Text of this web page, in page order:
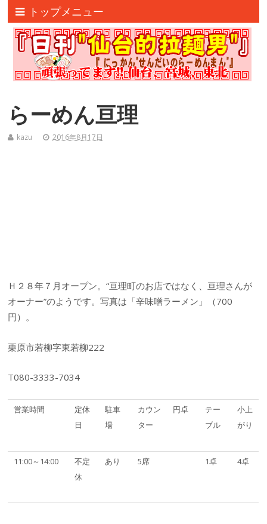
トップメニュー
らーめん亘理
kazu 2016年8月17日
Ｈ２８年７月オープン。“亘理町のお店ではなく、亘理さんが
オーナー”のようです。写真は「辛味噌ラーメン」（700
円）。
栗原市若柳字東若柳222
T080-3333-7034
営業時間
定休
日
駐車
場
カウン
ター
円卓
テー
ブル
小上
がり
11:00～14:00
不定
休
あり 5席 1卓 4卓